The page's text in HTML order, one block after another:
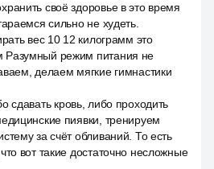
своё здоровье в это время
сильно не худеть.
вес 10 12 килограмм это
режим питания не
делаем мягкие гимнастики
сдавать кровь, либо проходить
пиявки, тренируем
за счёт обливаний. То есть
вот такие достаточно несложные